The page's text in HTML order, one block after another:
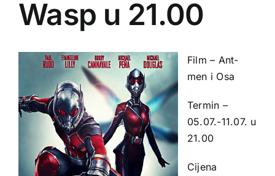
Wasp u 21.00
Film – Ant-
men i Osa
Termin –
05.07.-11.07. u
21.00
Cijena